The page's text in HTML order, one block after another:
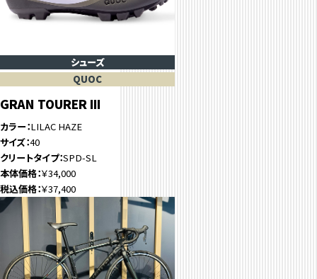
シューズ
QUOC
GRAN TOURER III
カラー LILAC HAZE
サイズ 40
クリートタイプ SPD-SL
本体価格 ￥34,000
税込価格 ￥37,400